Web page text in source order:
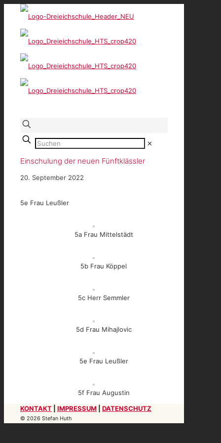
✕
Einschulung der neuen Fünftklässler
20. September 2022
5e Frau Leußler
5a Frau Mittelstädt
5b Frau Köppel
5c Herr Semmler
5d Frau Mihajlovic
5e Frau Leußler
5f Frau Augustin
KONTAKT
IMPRESSUM DATENSCHUTZ
© 2026 Stefan Huth